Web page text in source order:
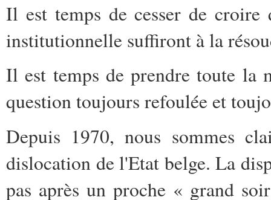
Il est temps de cesser de
institutionnelle suffiront à la
Il est temps de prendre toute la
question toujours refoulée et
Depuis 1970, nous sommes
dislocation de l'Etat belge. La
pas après un proche « grand